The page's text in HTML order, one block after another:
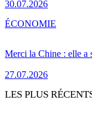
30.07.2026
Merci la Chine : elle a
27.07.2026
ÉCONOMIE
LES PLUS